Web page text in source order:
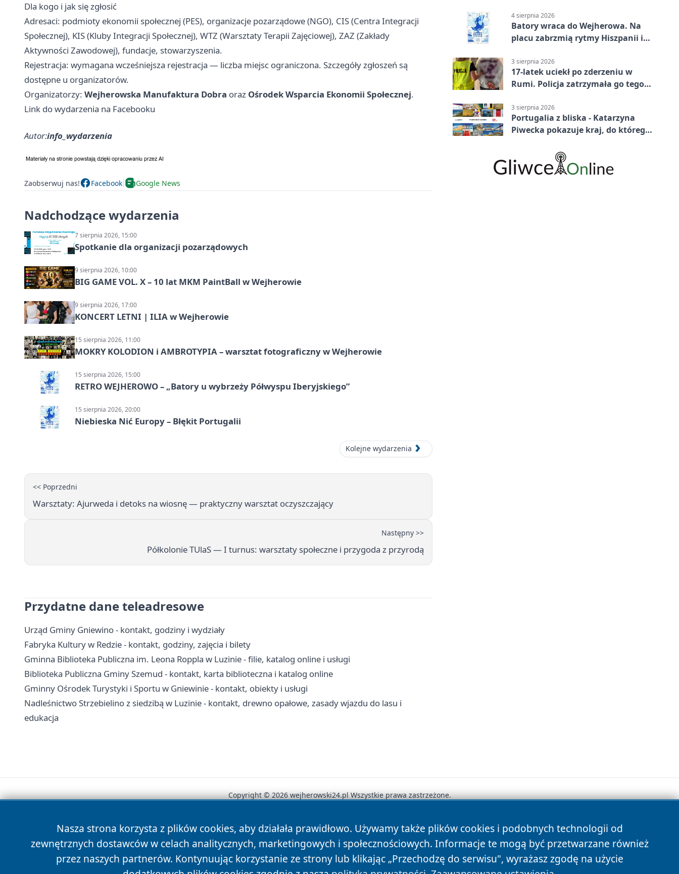
Dla kogo i jak się zgłosić
Adresaci: podmioty ekonomii społecznej (PES), organizacje pozarządowe (NGO), CIS (Centra Integracji
Społecznej), KIS (Kluby Integracji Społecznej), WTZ (Warsztaty Terapii Zajęciowej), ZAZ (Zakłady
Aktywności Zawodowej), fundacje, stowarzyszenia.
Rejestracja: wymagana wcześniejsza rejestracja — liczba miejsc ograniczona. Szczegóły zgłoszeń są
dostępne u organizatorów.
Organizatorzy: Wejherowska Manufaktura Dobra oraz Ośrodek Wsparcia Ekonomii Społecznej.
Link do wydarzenia na Facebooku
Autor:info_wydarzenia
Zaobserwuj nas! Facebook Google News
Nadchodzące wydarzenia
7 sierpnia 2026, 15:00
Spotkanie dla organizacji pozarządowych
9 sierpnia 2026, 10:00
BIG GAME VOL. X – 10 lat MKM PaintBall w Wejherowie
9 sierpnia 2026, 17:00
KONCERT LETNI | ILIA w Wejherowie
15 sierpnia 2026, 11:00
MOKRY KOLODION i AMBROTYPIA – warsztat fotograficzny w Wejherowie
15 sierpnia 2026, 15:00
RETRO WEJHEROWO – „Batory u wybrzeży Półwyspu Iberyjskiego”
15 sierpnia 2026, 20:00
Niebieska Nić Europy – Błękit Portugalii
Kolejne wydarzenia
<< Poprzedni
Warsztaty: Ajurweda i detoks na wiosnę — praktyczny warsztat oczyszczający
Następny >>
Półkolonie TUlaS — I turnus: warsztaty społeczne i przygoda z przyrodą
Przydatne dane teleadresowe
Urząd Gminy Gniewino - kontakt, godziny i wydziały
Fabryka Kultury w Redzie - kontakt, godziny, zajęcia i bilety
Gminna Biblioteka Publiczna im. Leona Roppla w Luzinie - filie, katalog online i usługi
Biblioteka Publiczna Gminy Szemud - kontakt, karta biblioteczna i katalog online
Gminny Ośrodek Turystyki i Sportu w Gniewinie - kontakt, obiekty i usługi
Nadleśnictwo Strzebielino z siedzibą w Luzinie - kontakt, drewno opałowe, zasady wjazdu do lasu i
edukacja
4 sierpnia 2026
Batory wraca do Wejherowa. Na
placu zabrzmią rytmy Hiszpanii i
3 sierpnia 2026
17-latek uciekł po zderzeniu w
Rumi. Policja zatrzymała go tego
3 sierpnia 2026
Portugalia z bliska - Katarzyna
Piwecka pokazuje kraj, do którego
Nasza strona korzysta z plików cookies, aby działała prawidłowo. Używamy także plików cookies i podobnych technologii od
zewnętrznych dostawców w celach analitycznych, marketingowych i społecznościowych. Informacje te mogą być przetwarzane również
przez naszych partnerów. Kontynuując korzystanie ze strony lub klikając „Przechodzę do serwisu", wyrażasz zgodę na użycie
Copyright © 2026 wejherowski24.pl Wszystkie prawa zastrzeżone.
News Autorzy Polityka Prywatności Polityka Cookies